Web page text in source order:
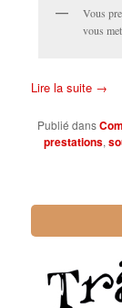
Vous
vous
Lire la suite →
Publié dans
prestations,